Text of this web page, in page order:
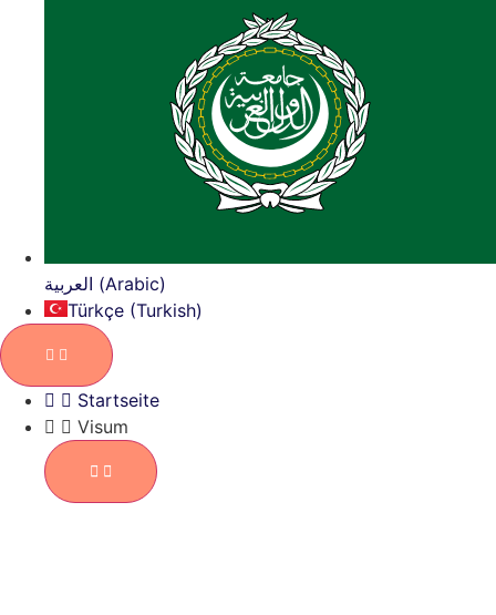
العربية (Arabic)
Türkçe (Turkish)
Startseite
Visum